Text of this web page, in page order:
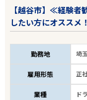
【越谷市】≪経験
したい方にオススメ！
勤務地 埼
雇用形態 正
業種 ド